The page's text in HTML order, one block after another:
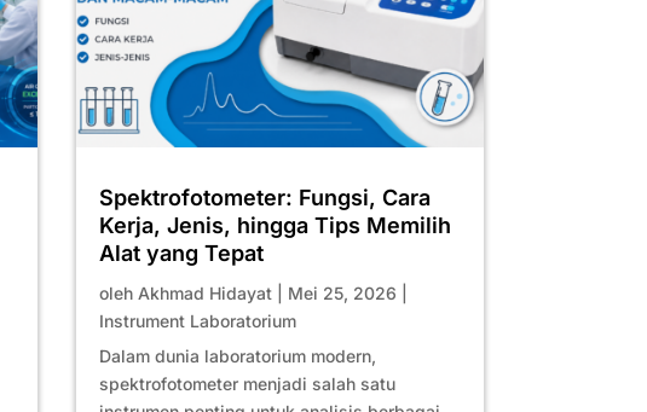
Spektrofotometer: Fungsi, Cara
Kerja, Jenis, hingga Tips Memilih
Alat yang Tepat
oleh Akhmad Hidayat Mei 25, 2026
Instrument Laboratorium
Dalam dunia laboratorium modern,
spektrofotometer menjadi salah satu